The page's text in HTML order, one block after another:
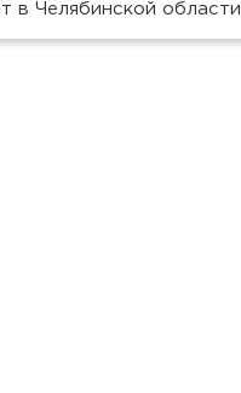
в Челябинской области